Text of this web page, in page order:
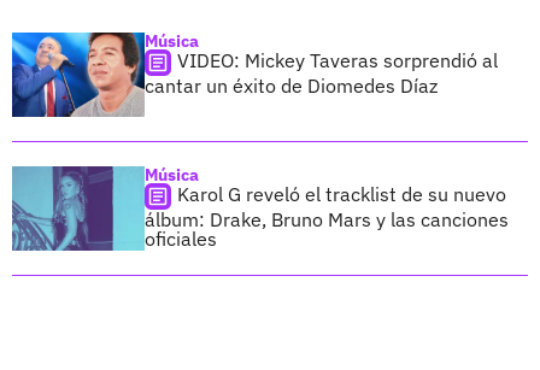
Música
VIDEO: Mickey Taveras sorprendió al
cantar un éxito de Diomedes Díaz
Música
Karol G reveló el tracklist de su nuevo
álbum: Drake, Bruno Mars y las canciones
oficiales